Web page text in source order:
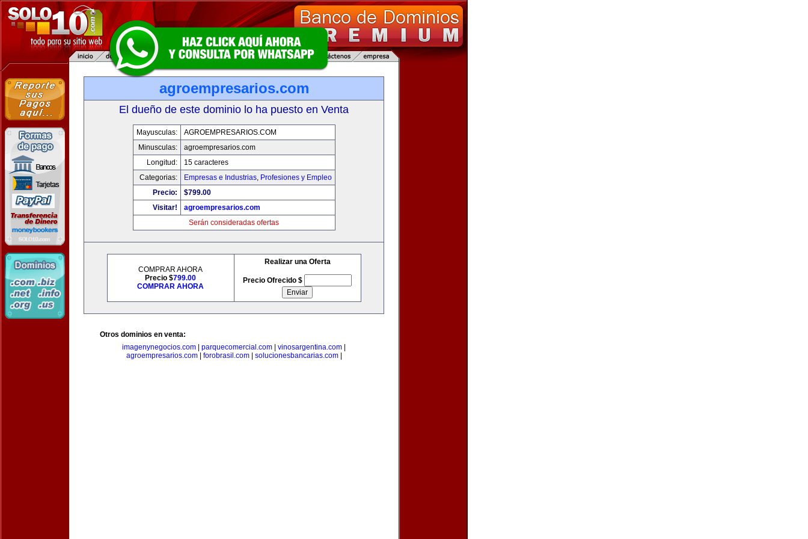
agroempresarios.com
El dueño de este dominio lo ha puesto en Venta
Mayusculas:
AGROEMPRESARIOS.COM
Minusculas:
agroempresarios.com
Longitud:
15 caracteres
Categorias:
Empresas e Industrias, Profesiones y Empleo
Precio:
$799.00
Visitar!
agroempresarios.com
Serán consideradas ofertas
COMPRAR AHORA
Precio $799.00
COMPRAR AHORA
Realizar una Oferta
Precio Ofrecido $
Otros dominios en venta:
imagenynegocios.com
parquecomercial.com vinosargentina.com
agroempresarios.com| forobrasil.com| solucionesbancarias.com|